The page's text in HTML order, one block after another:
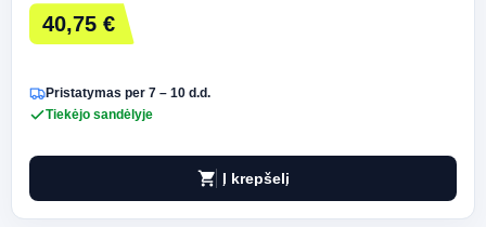
40,75 €
Pristatymas per 7 – 10 d.d.
Tiekėjo sandėlyje
shopping_cart Į krepšelį